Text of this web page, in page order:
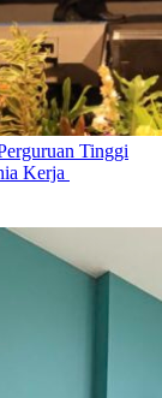
Tinggi
Kerja